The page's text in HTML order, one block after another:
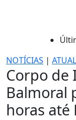
NOTÍCIAS |
Corpo de
Balmoral
horas